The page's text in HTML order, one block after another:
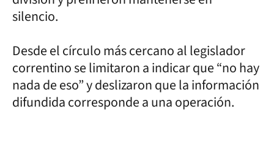
silencio.
Desde el círculo más cercano al legislador
correntino se limitaron a indicar que “no hay
nada de eso” y deslizaron que la información
difundida corresponde a una operación.